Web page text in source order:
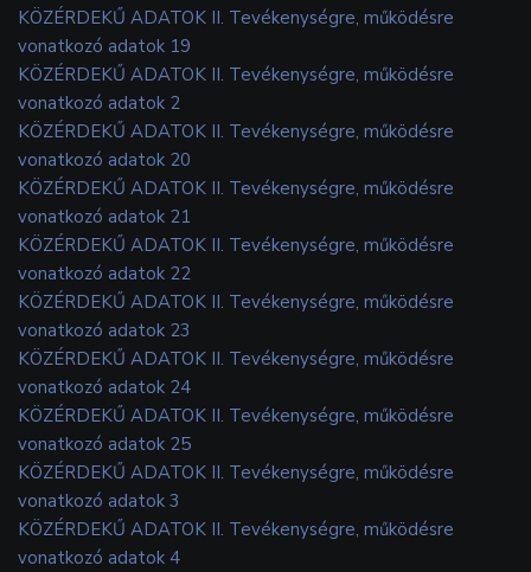
KÖZÉRDEKŰ ADATOK II. Tevékenységre, működésre
vonatkozó adatok 19
KÖZÉRDEKŰ ADATOK II. Tevékenységre, működésre
vonatkozó adatok 2
KÖZÉRDEKŰ ADATOK II. Tevékenységre, működésre
vonatkozó adatok 20
KÖZÉRDEKŰ ADATOK II. Tevékenységre, működésre
vonatkozó adatok 21
KÖZÉRDEKŰ ADATOK II. Tevékenységre, működésre
vonatkozó adatok 22
KÖZÉRDEKŰ ADATOK II. Tevékenységre, működésre
vonatkozó adatok 23
KÖZÉRDEKŰ ADATOK II. Tevékenységre, működésre
vonatkozó adatok 24
KÖZÉRDEKŰ ADATOK II. Tevékenységre, működésre
vonatkozó adatok 25
KÖZÉRDEKŰ ADATOK II. Tevékenységre, működésre
vonatkozó adatok 3
KÖZÉRDEKŰ ADATOK II. Tevékenységre, működésre
vonatkozó adatok 4